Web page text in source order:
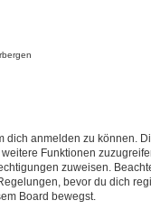
dich anmelden zu können.
Funktionen
zuweisen.
bevor du dich
Board bewegst.